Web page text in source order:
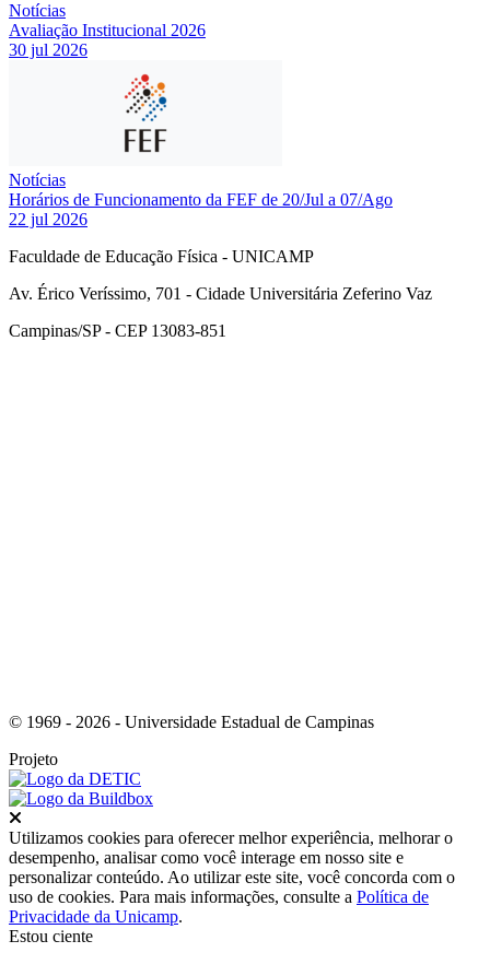
Notícias
Avaliação Institucional 2026
30 jul 2026
Notícias
Horários de Funcionamento da FEF de 20/Jul a 07/Ago
22 jul 2026
Faculdade de Educação Física - UNICAMP
Av. Érico Veríssimo, 701 - Cidade Universitária Zeferino Vaz
Campinas/SP - CEP 13083-851
© 1969 - 2026 - Universidade Estadual de Campinas
Projeto
Utilizamos cookies para oferecer melhor experiência, melhorar o
desempenho, analisar como você interage em nosso site e
personalizar conteúdo. Ao utilizar este site, você concorda com o
uso de cookies. Para mais informações, consulte a Política de
Privacidade da Unicamp.
Estou ciente